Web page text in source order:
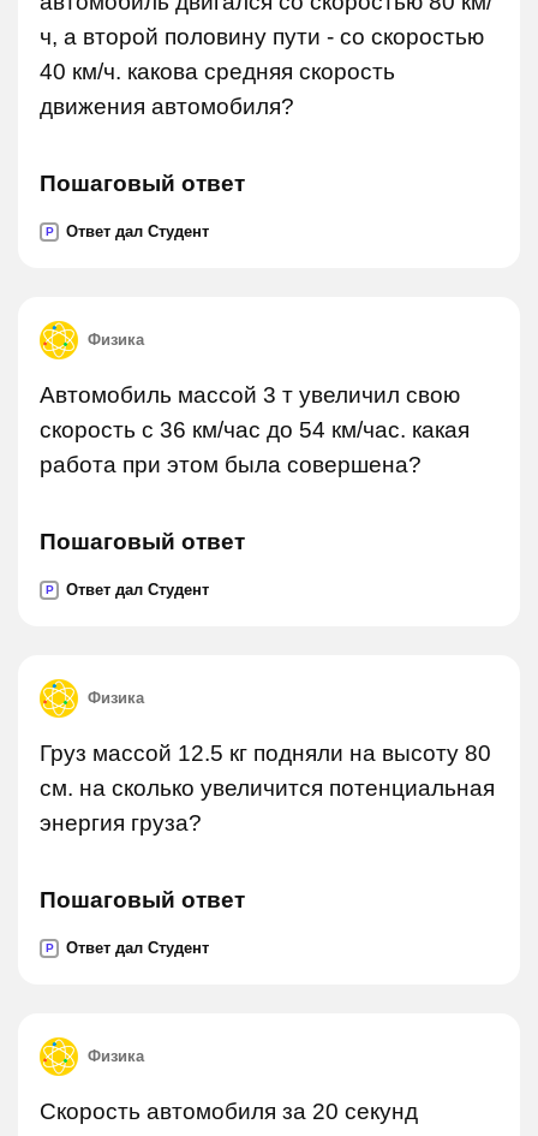
ч, а второй половину пути - со скоростью
40 км/ч. какова средняя скорость
движения автомобиля?
Пошаговый ответ
P Ответ дал Студент
Физика
Автомобиль массой 3 т увеличил свою
скорость с 36 км/час до 54 км/час. какая
работа при этом была совершена?
Пошаговый ответ
P Ответ дал Студент
Физика
Груз массой 12.5 кг подняли на высоту 80
см. на сколько увеличится потенциальная
энергия груза?
Пошаговый ответ
P Ответ дал Студент
Физика
Скорость автомобиля за 20 секунд